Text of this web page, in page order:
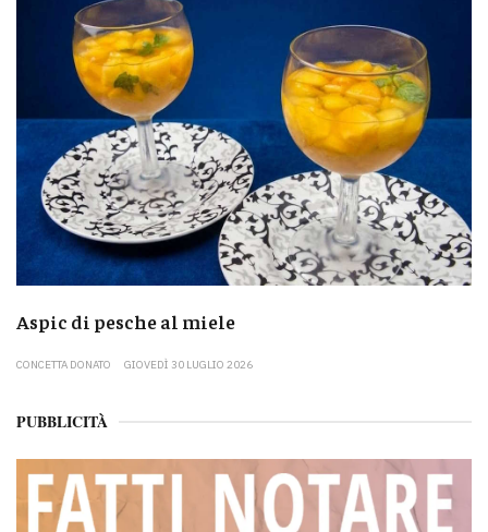
Aspic di pesche al miele
CONCETTA DONATO GIOVEDÌ 30 LUGLIO 2026
PUBBLICITÀ